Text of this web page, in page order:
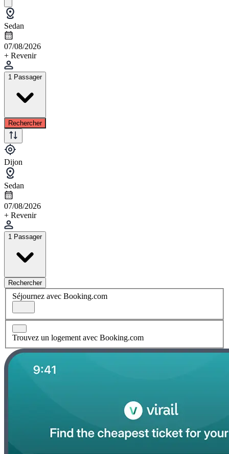
Sedan
07/08/2026
+ Revenir
1 Passager
Rechercher
Dijon
Sedan
07/08/2026
+ Revenir
1 Passager
Rechercher
Séjournez avec Booking.com
Trouvez un logement avec Booking.com